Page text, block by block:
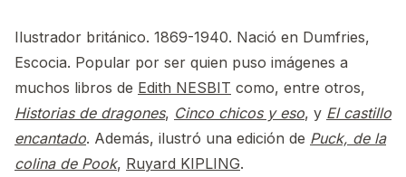
Ilustrador británico. 1869-1940. Nació en Dumfries,
Escocia. Popular por ser quien puso imágenes a
muchos libros de Edith NESBIT como, entre otros,
Historias de dragones, Cinco chicos y eso, y El castillo
encantado. Además, ilustró una edición de Puck, de la
colina de Pook, Ruyard KIPLING.